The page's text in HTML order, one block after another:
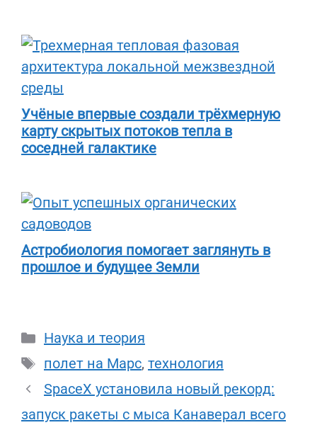
Учёные впервые создали трёхмерную
карту скрытых потоков тепла в
соседней галактике
Астробиология помогает заглянуть в
прошлое и будущее Земли
Рубрики
Наука и теория
Метки
полет на Марс, технология
SpaceX установила новый рекорд:
запуск ракеты с мыса Канаверал всего